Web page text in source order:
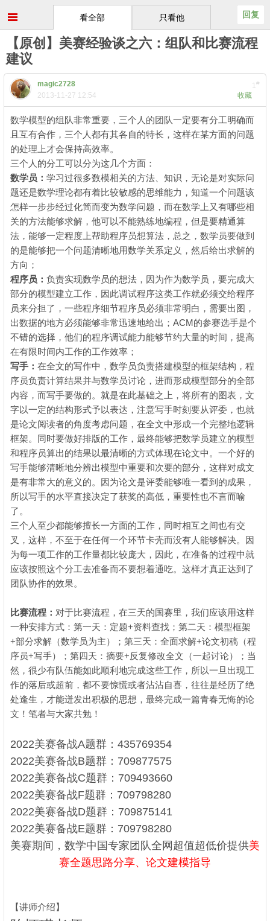
只看他
看全部 回复
【原创】美赛经验谈之六：组队和比赛流程
建议
1#
magic2728
收藏
2013-11-27 12:54
数学模型的组队非常重要，三个人的团队一定要有分工明确而
且互有合作，三个人都有其各自的特长，这样在某方面的问题
的处理上才会保持高效率。
三个人的分工可以分为这几个方面：
数学员： 学习过很多数模相关的方法、知识，无论是对实际问
题还是数学理论都有着比较敏感的思维能力，知道一个问题该
怎样一步步经过化简而变为数学问题，而在数学上又有哪些相
关的方法能够求解，他可以不能熟练地编程，但是要精通算
法，能够一定程度上帮助程序员想算法，总之，数学员要做到
的是能够把一个问题清晰地用数学关系定义，然后给出求解的
方向；
程序员： 负责实现数学员的想法，因为作为数学员，要完成大
部分的模型建立工作，因此调试程序这类工作就必须交给程序
员来分担了，一些程序细节程序员必须非常明白，需要出图，
出数据的地方必须能够非常迅速地给出； ACM的参赛选手是个
不错的选择，他们的程序调试能力能够节约大量的时间，提高
在有限时间内工作的工作效率；
写手： 在全文的写作中，数学员负责搭建模型的框架结构，程
序员负责计算结果并与数学员讨论，进而形成模型部分的全部
内容，而写手要做的。就是在此基础之上，将所有的图表，文
字以一定的结构形式予以表达，注意写手时刻要从评委，也就
是论文阅读者的角度考虑问题，在全文中形成一个完整地逻辑
框架。同时要做好排版的工作，最终能够把数学员建立的模型
和程序员算出的结果以最清晰的方式体现在论文中。一个好的
写手能够清晰地分辨出模型中重要和次要的部分，这样对成文
是有非常大的意义的。因为论文是评委能够唯一看到的成果，
所以写手的水平直接决定了获奖的高低，重要性也不言而喻
了。
三个人至少都能够擅长一方面的工作，同时相互之间也有交
叉，这样，不至于在任何一个环节卡壳而没有人能够解决。因
为每一项工作的工作量都比较庞大，因此，在准备的过程中就
应该按照这个分工去准备而不要想着通吃。这样才真正达到了
团队协作的效果。
比赛流程： 对于比赛流程，在三天的国赛里，我们应该用这样
一种安排方式： 第一天：定题+资料查找； 第二天：模型框架
+部分求解（数学员为主）； 第三天：全面求解+论文初稿（程
序员+写手）； 第四天：摘要+反复修改全文（一起讨论）； 当
然，很少有队伍能如此顺利地完成这些工作，所以一旦出现工
作的落后或超前，都不要惊慌或者沾沾自喜，往往是经历了绝
处逢生，才能迸发出积极的思想，最终完成一篇青春无悔的论
文！ 笔者与大家共勉！
2022美赛备战A题群：435769354
2022美赛备战B题群：709877575
2022美赛备战C题群：709493660
2022美赛备战F题群：709798280
2022美赛备战D题群：709875141
2022美赛备战E题群：709798280
美赛期间，数学中国专家团队全网超值超低价提供美
赛全题思路分享、论文建模指导
【讲师介绍】